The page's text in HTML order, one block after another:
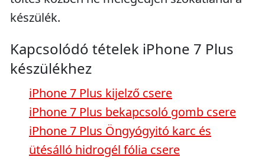
készülék.
Kapcsolódó tételek iPhone 7 Plus
készülékhez
iPhone 7 Plus kijelző csere
iPhone 7 Plus bekapcsoló gomb csere
iPhone 7 Plus Öngyógyitó karc és
ütésálló hidrogél fólia csere